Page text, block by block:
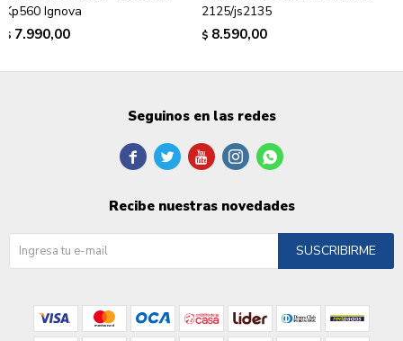
Kp560 Ignova
$ 7.990,00
2125/js2135
$ 8.590,00
Seguinos en las redes
    
Recibe nuestras novedades
SUSCRIBIRME